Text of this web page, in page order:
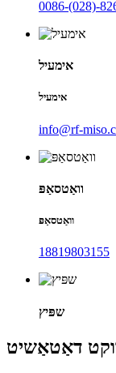
0086-(028)-
אימעיל
אימעיל
info@rf-
וואַטסאַפּ
וואַטסאַפּ
18819803155
שפּיץ
דאַטאַשיט